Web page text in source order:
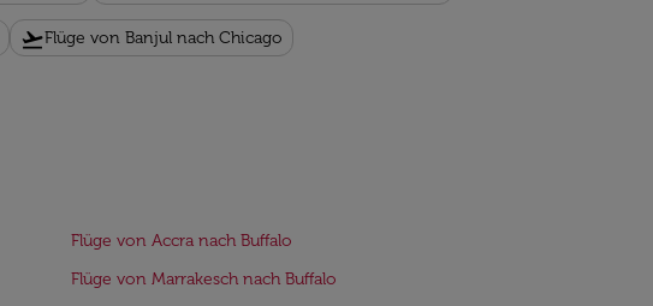
flight_takeoffFlüge von Banjul nach Chicago
Flüge von Accra nach Buffalo
Flüge von Marrakesch nach Buffalo